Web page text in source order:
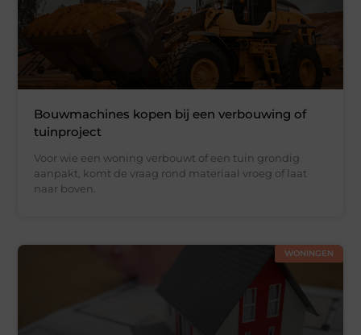
Bouwmachines kopen bij een verbouwing of
tuinproject
Voor wie een woning verbouwt of een tuin grondig
aanpakt, komt de vraag rond materiaal vroeg of laat
naar boven.
WONINGEN